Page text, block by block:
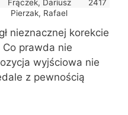
Frączek, Dariusz
2417
Pierzak, Rafael
nieznacznej korekcie
prawda nie
wyjściowa nie
z pewnością